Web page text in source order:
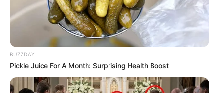
BUZZDAY
Pickle Juice For A Month: Surprising Health Boost